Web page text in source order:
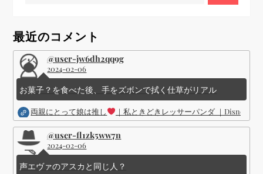
ョ
ン
最近のコメント
@user-jw6dh2qq9g
2024-02-06
お菓子？を食べた後、手をズボンで拭く仕草がリアル
両親にとって娘は推し ｜私ときどきレッサーパンダ ｜Disney (
@user-fl1zk5ww7n
2024-02-06
声エヴァのアスカと同じ人？